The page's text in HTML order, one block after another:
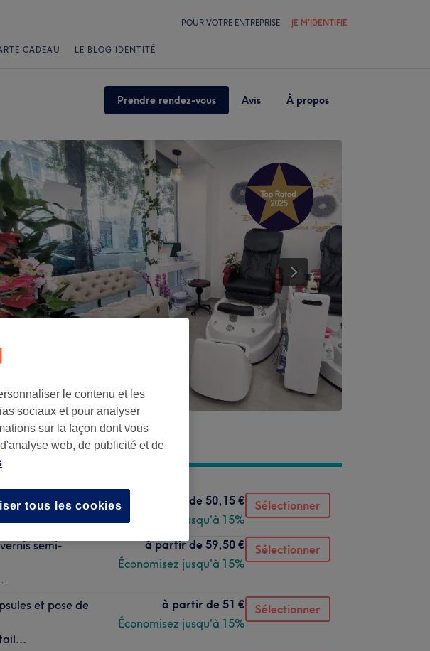
POUR VOTRE ENTREPRISE JE M'IDENTIFIE
CADEAU LE BLOG IDENTITÉ
Prendre rendez-vous Avis À propos
à partir de 50,15 €
Économisez jusqu'à 15%
Sélectionner
semi-
à partir de 59,50 €
Économisez jusqu'à 15%
Sélectionner
et pose de
à partir de 51 €
Économisez jusqu'à 15%
Sélectionner
le contenu et les
sociaux et pour analyser
sur la façon dont vous
web, de publicité et de
tous les cookies